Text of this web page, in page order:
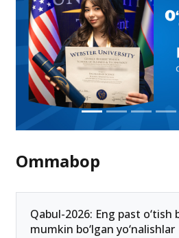
Ommabop
Qabul-2026: Eng past o‘tish
mumkin bo‘lgan yo‘nalishlar